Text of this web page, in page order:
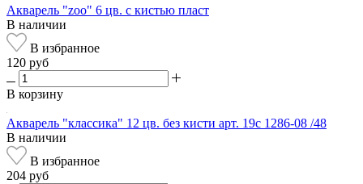
Акварель "zоо" 6 цв. с кистью пласт
В наличии
В избранное
120 руб
В корзину
Акварель "классика" 12 цв. без кисти арт. 19с 1286-08 /48
В наличии
В избранное
204 руб